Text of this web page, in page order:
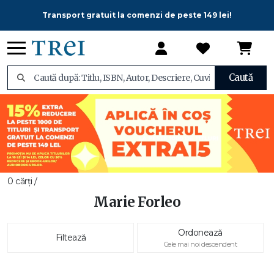
Transport gratuit la comenzi de peste 149 lei!
Caută
0 cărți /
Marie Forleo
Filtează Ordonează
Cele mai noi descendent